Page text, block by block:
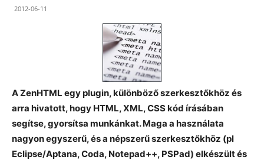
2012-06-11
A ZenHTML egy plugin, különböző szerkesztőkhöz és
arra hivatott, hogy HTML, XML, CSS kód írásában
segítse, gyorsítsa munkánkat. Maga a használata
nagyon egyszerű, és a népszerű szerkesztőkhöz (pl
Eclipse/Aptana, Coda, Notepad++, PSPad) elkészült és